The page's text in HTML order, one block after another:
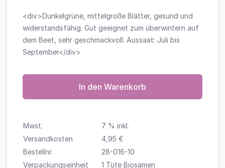
<div>Dunkelgrüne, mittelgroße Blätter, gesund und
widerstandsfähig. Gut geeignet zum überwintern auf
dem Beet, sehr geschmackvoll. Aussaat: Juli bis
September</div>
In den Warenkorb
Mwst.
7 % inkl.
Versandkosten
4,95 €
Bestellnr.
28-016-10
Verpackungseinheit
1 Tüte Biosamen